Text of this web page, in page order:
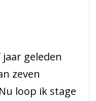
geleden
zeven
loop ik stage